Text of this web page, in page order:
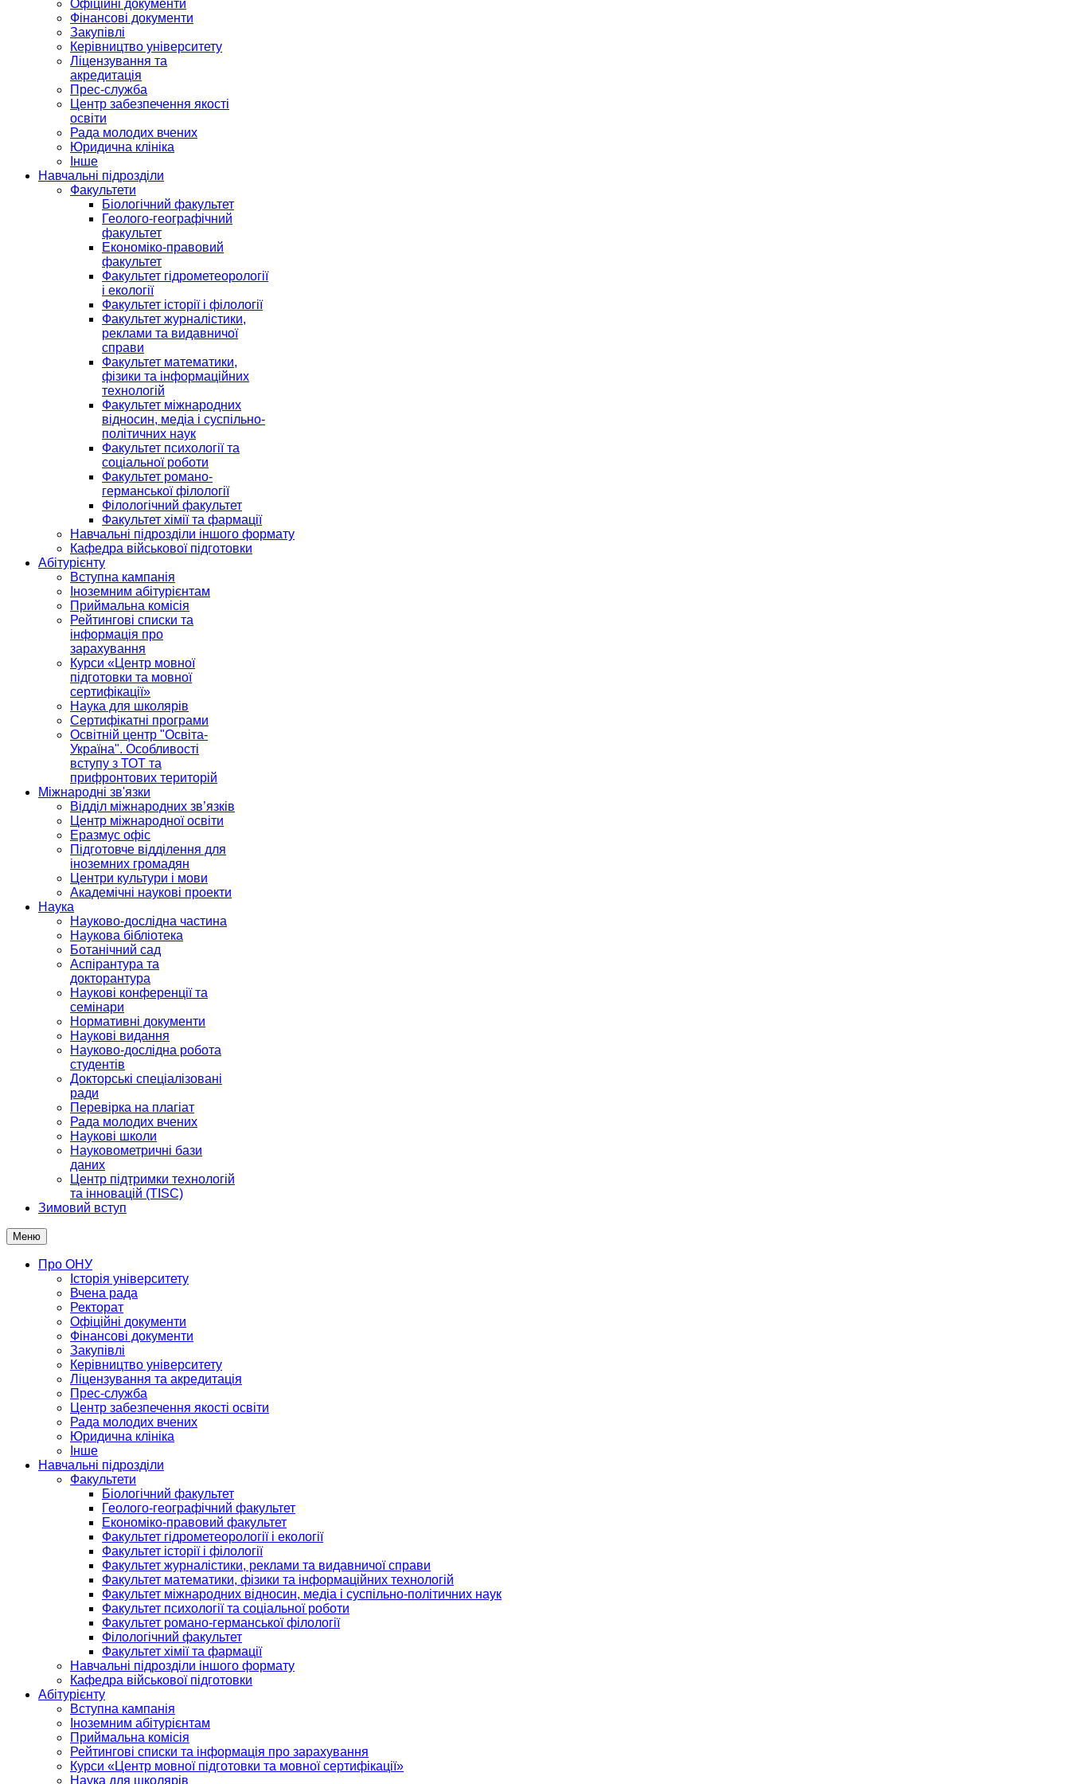
Офіційні документи
Фінансові документи
Закупівлі
Керівництво університету
Ліцензування та
акредитація
Прес-служба
Центр забезпечення якості
освіти
Рада молодих вчених
Юридична клініка
Інше
Навчальні підрозділи
Факультети
Біологічний факультет
Геолого-географічний
факультет
Економіко-правовий
факультет
Факультет гідрометеорології
і екології
Факультет історії і філології
Факультет журналістики,
реклами та видавничої
справи
Факультет математики,
фізики та інформаційних
технологій
Факультет міжнародних
відносин, медіа і суспільно-
політичних наук
Факультет психології та
соціальної роботи
Факультет романо-
германської філології
Філологічний факультет
Факультет хімії та фармації
Навчальні підрозділи іншого формату
Кафедра військової підготовки
Абітурієнту
Вступна кампанія
Іноземним абітурієнтам
Приймальна комісія
Рейтингові списки та
інформація про
зарахування
Курси «Центр мовної
підготовки та мовної
сертифікації»
Наука для школярів
Сертифікатні програми
Освітній центр "Освіта-
Україна". Особливості
вступу з ТОТ та
прифронтових територій
Міжнародні зв'язки
Відділ міжнародних зв’язків
Центр міжнародної освіти
Еразмус офіс
Підготовче відділення для
іноземних громадян
Центри культури і мови
Академічні наукові проекти
Наука
Науково-дослідна частина
Наукова бібліотека
Ботанічний сад
Аспірантура та
докторантура
Наукові конференції та
семінари
Нормативні документи
Наукові видання
Науково-дослідна робота
студентів
Докторські спеціалізовані
ради
Перевірка на плагіат
Рада молодих вчених
Наукові школи
Науковометричні бази
даних
Центр підтримки технологій
та інновацій (TISC)
Зимовий вступ
Меню
Про ОНУ
Історія університету
Вчена рада
Ректорат
Офіційні документи
Фінансові документи
Закупівлі
Керівництво університету
Ліцензування та акредитація
Прес-служба
Центр забезпечення якості освіти
Рада молодих вчених
Юридична клініка
Інше
Навчальні підрозділи
Факультети
Біологічний факультет
Геолого-географічний факультет
Економіко-правовий факультет
Факультет гідрометеорології і екології
Факультет історії і філології
Факультет журналістики, реклами та видавничої справи
Факультет математики, фізики та інформаційних технологій
Факультет міжнародних відносин, медіа і суспільно-політичних наук
Факультет психології та соціальної роботи
Факультет романо-германської філології
Філологічний факультет
Факультет хімії та фармації
Навчальні підрозділи іншого формату
Кафедра військової підготовки
Абітурієнту
Вступна кампанія
Іноземним абітурієнтам
Приймальна комісія
Рейтингові списки та інформація про зарахування
Курси «Центр мовної підготовки та мовної сертифікації»
Наука для школярів